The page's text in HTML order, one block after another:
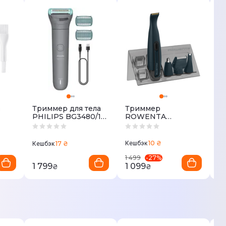
Триммер для тела
PHILIPS BG3480/15
серии 3000
Кешбэк17 ₴
1 799₴
Триммер
ROWENTA
TN3651F0
Кешбэк10 ₴
1 499
-27%
1 099₴